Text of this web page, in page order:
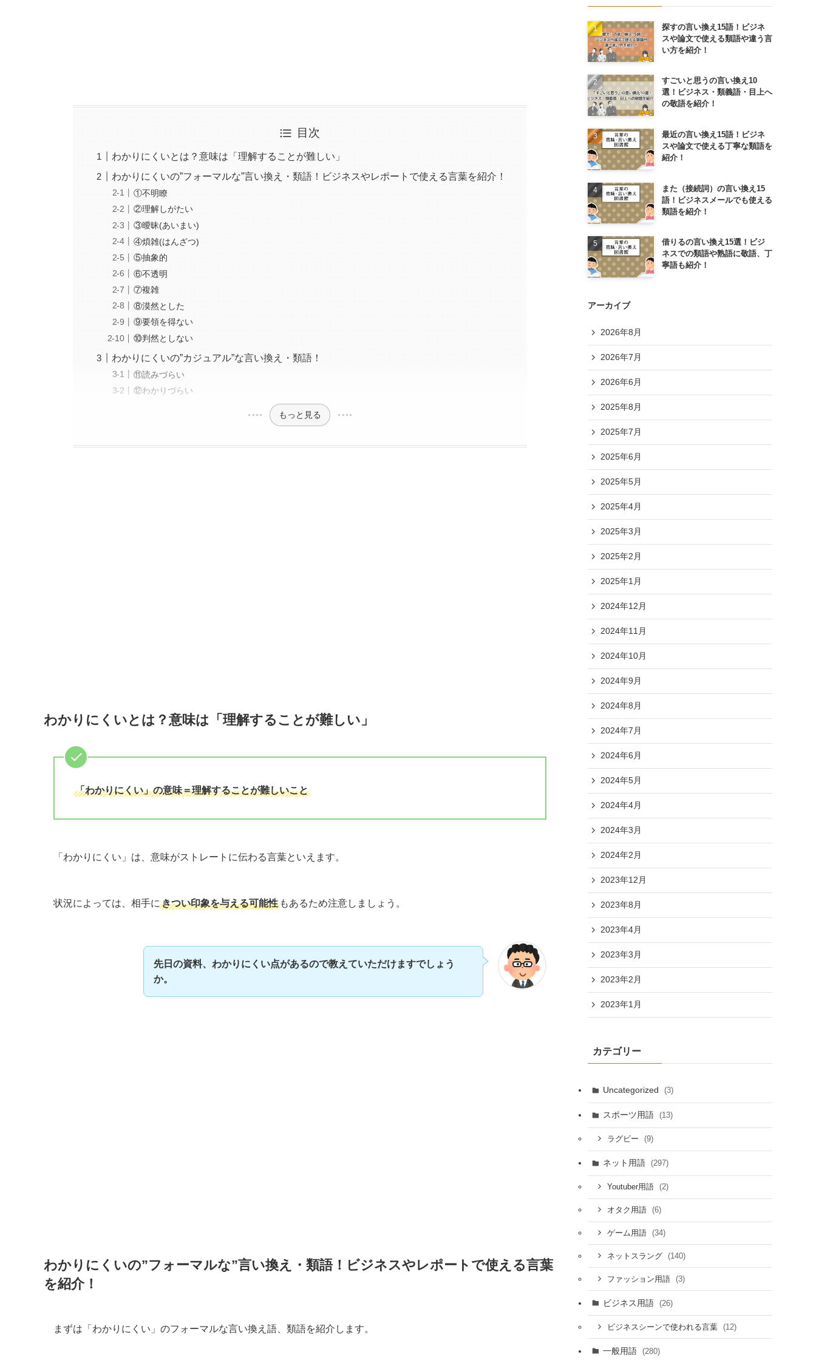
目次
わかりにくいとは？意味は「理解することが難しい」
わかりにくいの”フォーマルな”言い換え・類語！ビジネスやレポートで使える言葉を紹介！
①不明瞭
②理解しがたい
③曖昧(あいまい)
④煩雑(はんざつ)
⑤抽象的
⑥不透明
⑦複雑
⑧漠然とした
⑨要領を得ない
⑩判然としない
わかりにくいの”カジュアル”な言い換え・類語！
⑪読みづらい
⑫わかりづらい
もっと見る
わかりにくいとは？意味は「理解することが難しい」
「わかりにくい」の意味＝理解することが難しいこと
「わかりにくい」は、意味がストレートに伝わる言葉といえます。
状況によっては、相手に きつい印象を与える可能性 もあるため注意しましょう。
先日の資料、わかりにくい点があるので教えていただけますでしょう
か。
わかりにくいの”フォーマルな”言い換え・類語！ビジネスやレポートで使える言葉
を紹介！
まずは「わかりにくい」のフォーマルな言い換え語、類語を紹介します。
探すの言い換え15語！ビジネ
スや論文で使える類語や違う言
い方を紹介！
すごいと思うの言い換え10
選！ビジネス・類義語・目上へ
の敬語を紹介！
最近の言い換え15語！ビジネ
スや論文で使える丁寧な類語を
紹介！
また（接続詞）の言い換え15
語！ビジネスメールでも使える
類語を紹介！
借りるの言い換え15選！ビジ
ネスでの類語や熟語に敬語、丁
寧語も紹介！
アーカイブ
2026年8月
2026年7月
2026年6月
2025年8月
2025年7月
2025年6月
2025年5月
2025年4月
2025年3月
2025年2月
2025年1月
2024年12月
2024年11月
2024年10月
2024年9月
2024年8月
2024年7月
2024年6月
2024年5月
2024年4月
2024年3月
2024年2月
2023年12月
2023年8月
2023年4月
2023年3月
2023年2月
2023年1月
カテゴリー
Uncategorized (3)
スポーツ用語 (13)
ラグビー (9)
ネット用語 (297)
Youtuber用語 (2)
オタク用語 (6)
ゲーム用語 (34)
ネットスラング (140)
ファッション用語 (3)
ビジネス用語 (26)
ビジネスシーンで使われる言葉 (12)
一般用語 (280)